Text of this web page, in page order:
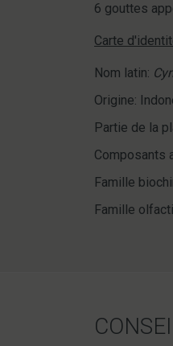
6 gouttes
Carte
Nom latin:
Origine:
Partie de la
Composants
Famille
Famille